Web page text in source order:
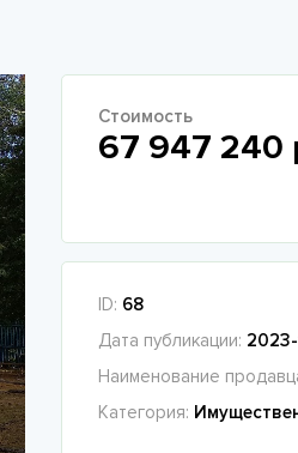
Стоимость
67 947 240
ID: 68
Дата публикации:
Наименование
Категория: